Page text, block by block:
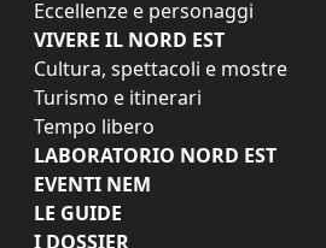
Eccellenze e personaggi
VIVERE IL NORD EST
Cultura, spettacoli e mostre
Turismo e itinerari
Tempo libero
LABORATORIO NORD EST
EVENTI NEM
LE GUIDE
I DOSSIER